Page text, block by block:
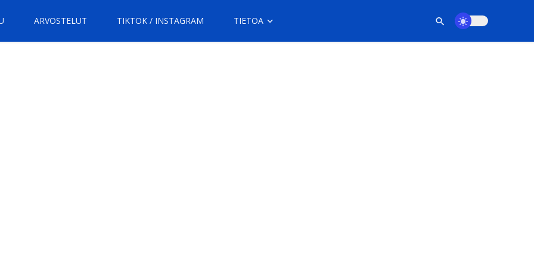
ARVOSTELUT TIKTOK / INSTAGRAM TIETOA